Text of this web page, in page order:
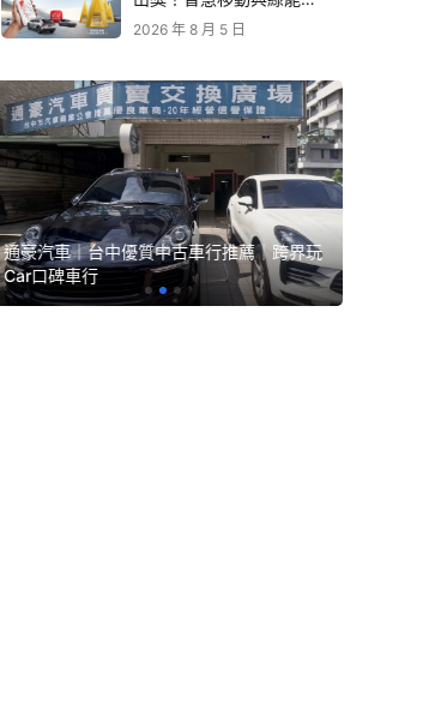
新 打造低碳永續新價值
2026 年 8 月 5 日
通豪汽車｜台中優質中古車行推薦｜跨界玩
Car口碑車行